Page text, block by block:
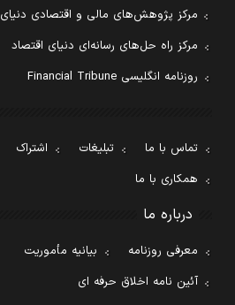
مرکز پژوهش‌های مالی و اقتصادی دنیای
مرکز راه حل‌های رسانه‌ای دنیای اقتصاد
روزنامه انگلیسی Financial Tribune
تماس با ما تبلیغات اشتراک
همکاری با ما
درباره ما
معرفی روزنامه
بیانیه مأموریت
آئین نامه اخلاق حرفه ای